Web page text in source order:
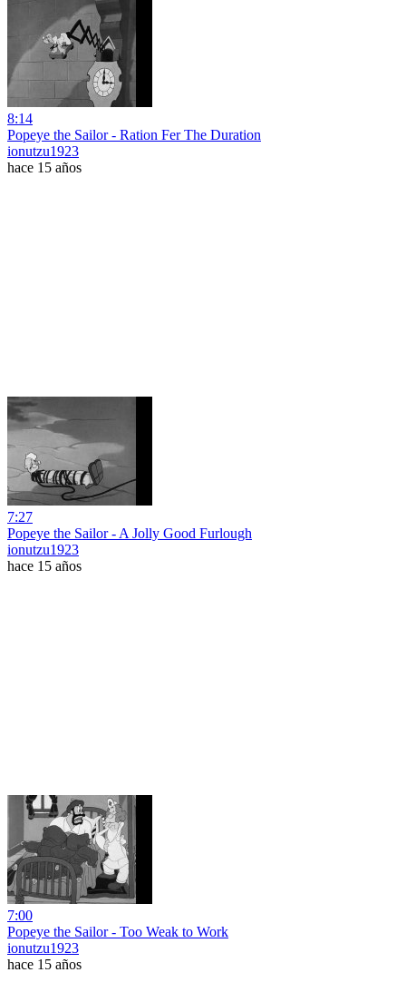
8:14
Popeye the Sailor - Ration Fer The Duration
ionutzu1923
hace 15 años
7:27
Popeye the Sailor - A Jolly Good Furlough
ionutzu1923
hace 15 años
7:00
Popeye the Sailor - Too Weak to Work
ionutzu1923
hace 15 años